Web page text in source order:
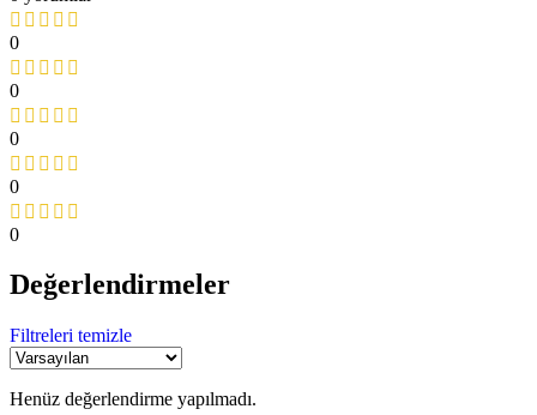
0
0
0
0
0
Değerlendirmeler
Filtreleri temizle
Henüz değerlendirme yapılmadı.